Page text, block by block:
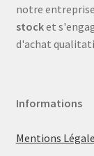
notre entreprise
stocket
d'achat
Informations
Mentions